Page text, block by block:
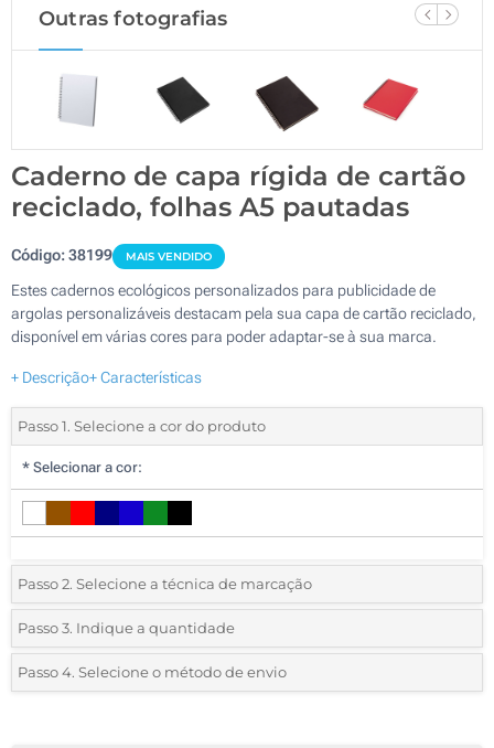
Outras fotografias
Caderno de capa rígida de cartão
reciclado, folhas A5 pautadas
Código:38199 MAIS VENDIDO
Estes cadernos ecológicos personalizados para publicidade de
argolas personalizáveis destacam pela sua capa de cartão reciclado,
disponível em várias cores para poder adaptar-se à sua marca.
+ Descrição+ Características
Passo 1. Selecione a cor do produto
* Selecionar a cor:
Passo 2. Selecione a técnica de marcação
*Selecione o tipo de marcação e as cores do logotipo:
1 Cor (Na frente)
Passo 3. Indique a quantidade
*Quantidade mínima:75
Passo 4. Selecione o método de envio